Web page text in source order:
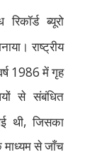
रिकॉर्ड ब्यूरो
राष्ट्रीय
1986 में गृह
से संबंधित
थी,जिसका
माध्यम से जाँच